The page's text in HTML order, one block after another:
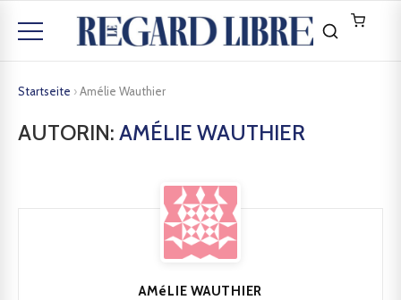
Startseite ›Amélie Wauthier
AUTORIN: AMÉLIE WAUTHIER
AMéLIE WAUTHIER